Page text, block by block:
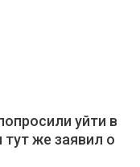
уйти в
же заявил о